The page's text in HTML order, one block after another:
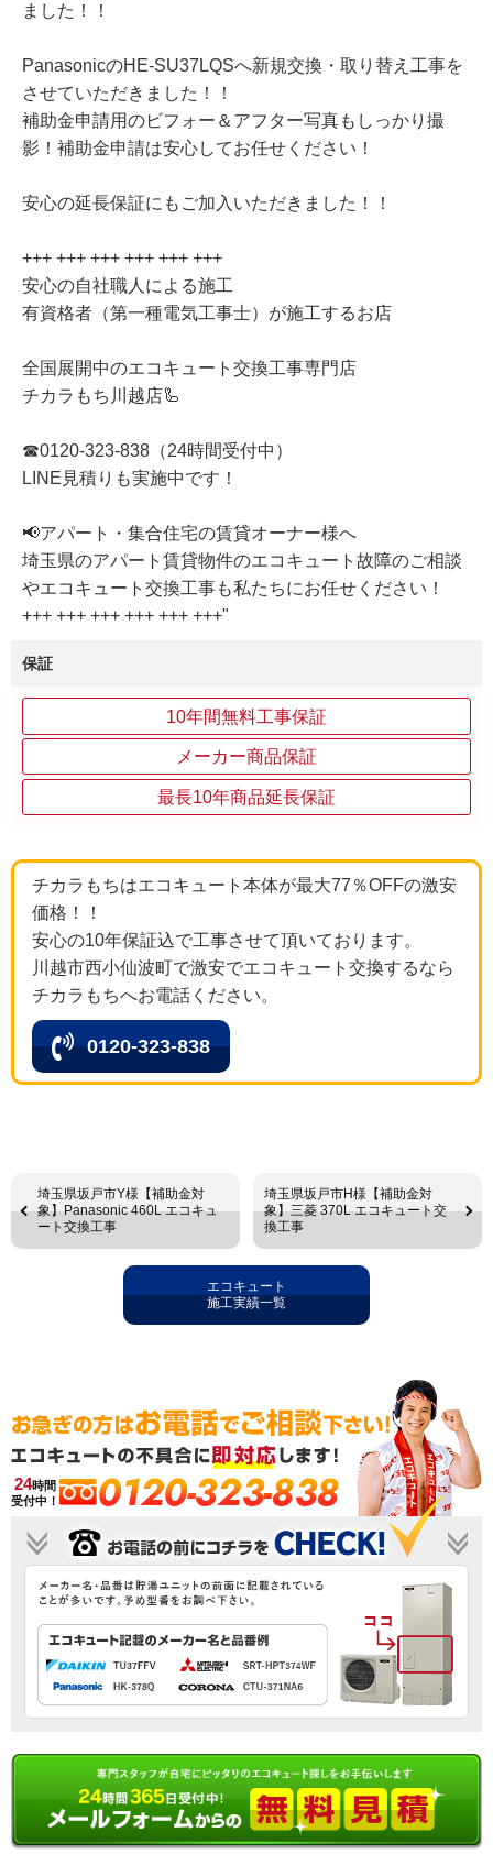
ました！！
PanasonicのHE-SU37LQSへ新規交換・取り替え工事を
させていただきました！！
補助金申請用のビフォー＆アフター写真もしっかり撮
影！補助金申請は安心してお任せください！
安心の延長保証にもご加入いただきました！！
+++ +++ +++ +++ +++ +++
安心の自社職人による施工
有資格者（第一種電気工事士）が施工するお店
全国展開中のエコキュート交換工事専門店
チカラもち川越店🦾
☎0120-323-838（24時間受付中）
LINE見積りも実施中です！
📢アパート・集合住宅の賃貸オーナー様へ
埼玉県のアパート賃貸物件のエコキュート故障のご相談
やエコキュート交換工事も私たちにお任せください！
+++ +++ +++ +++ +++ +++"
保証
10年間無料工事保証
メーカー商品保証
最長10年商品延長保証
チカラもちはエコキュート本体が最大77％OFFの激安
価格！！
安心の10年保証込で工事させて頂いております。
川越市西小仙波町で激安でエコキュート交換するなら
チカラもちへお電話ください。
0120-323-838
埼玉県坂戸市Y様【補助金対
象】Panasonic 460L エコキュ
ート交換工事
埼玉県坂戸市H様【補助金対
象】三菱 370L エコキュート交
換工事
エコキュート
施工実績一覧
24時間
受付中！
0120-323-838